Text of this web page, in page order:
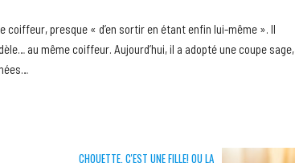
coiffeur, presque « d’en sortir en étant enfin lui-même ». Il
au même coiffeur. Aujourd’hui, il a adopté une coupe sage,
CHOUETTE, C'EST UNE FILLE! OU LA